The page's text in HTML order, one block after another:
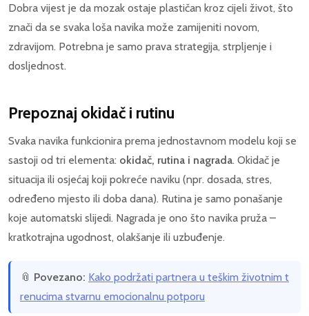
Dobra vijest je da mozak ostaje plastičan kroz cijeli život, što
znači da se svaka loša navika može zamijeniti novom,
zdravijom. Potrebna je samo prava strategija, strpljenje i
dosljednost.
Prepoznaj okidač i rutinu
Svaka navika funkcionira prema jednostavnom modelu koji se
sastoji od tri elementa: okidač, rutina i nagrada. Okidač je
situacija ili osjećaj koji pokreće naviku (npr. dosada, stres,
određeno mjesto ili doba dana). Rutina je samo ponašanje
koje automatski slijedi. Nagrada je ono što navika pruža –
kratkotrajna ugodnost, olakšanje ili uzbuđenje.
📎 Povezano: Kako podržati partnera u teškim životnim t
renucima stvarnu emocionalnu potporu